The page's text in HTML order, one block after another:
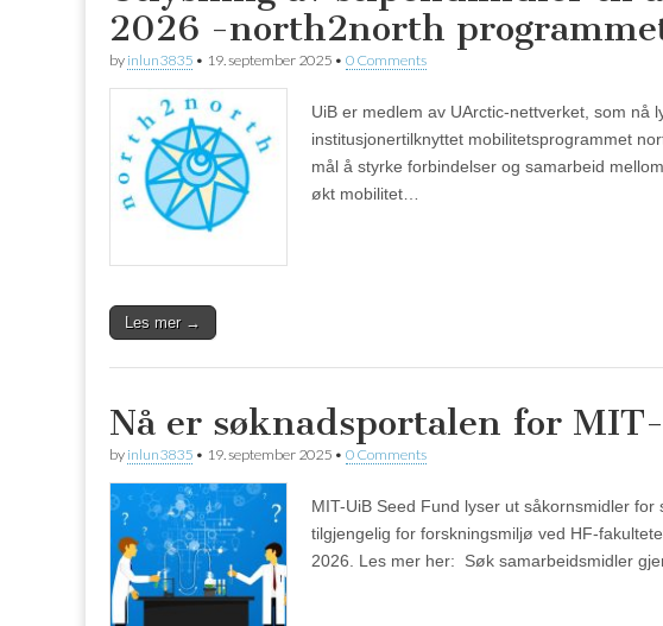
2026 -north2north
by inlun3835 • 19. september 2025 • 0 Comments
UiB er medlem av UArctic-nettverket, som nå
institusjonertilknyttet mobilitetsprogrammet
mål å styrke forbindelser og samarbeid
økt mobilitet…
Les mer →
Nå er søknadsportalen for
by inlun3835 • 19. september 2025 • 0 Comments
MIT-UiB Seed Fund lyser ut såkornsmidler
tilgjengelig for forskningsmiljø ved HF-
2026. Les mer her: Søk samarbeidsmidler